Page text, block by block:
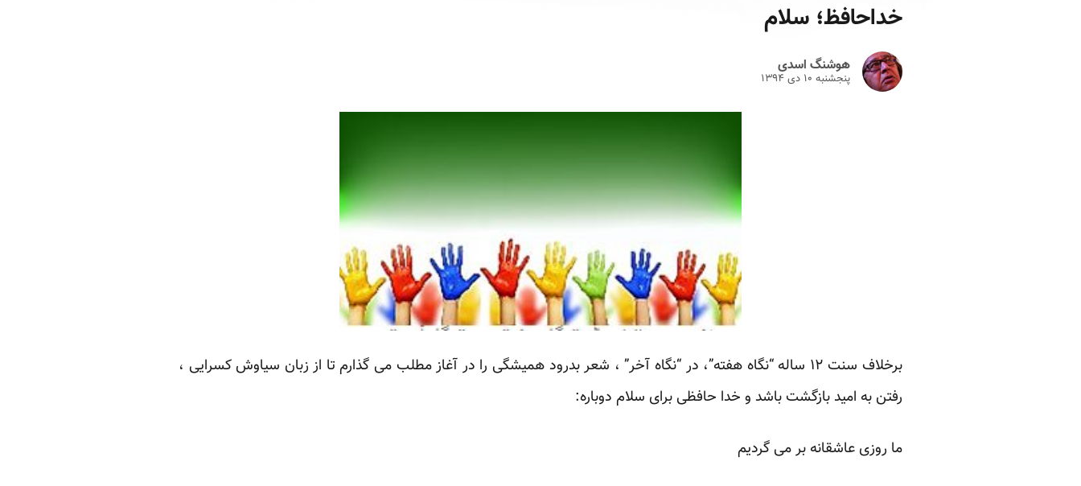
خداحافظ؛ سلام
هوشنگ اسدی
پنجشنبه ۱۰ دى ۱۳۹۴
برخلاف سنت ۱۲ ساله “نگاه هفته”، در “نگاه آخر” ، شعر بدرود همیشگی را در آغاز مطلب می گذارم تا از زبان سیاوش کسرایی ،
رفتن به امید بازگشت باشد و خدا حافظی برای سلام دوباره:
ما روزی عاشقانه بر می گردیم